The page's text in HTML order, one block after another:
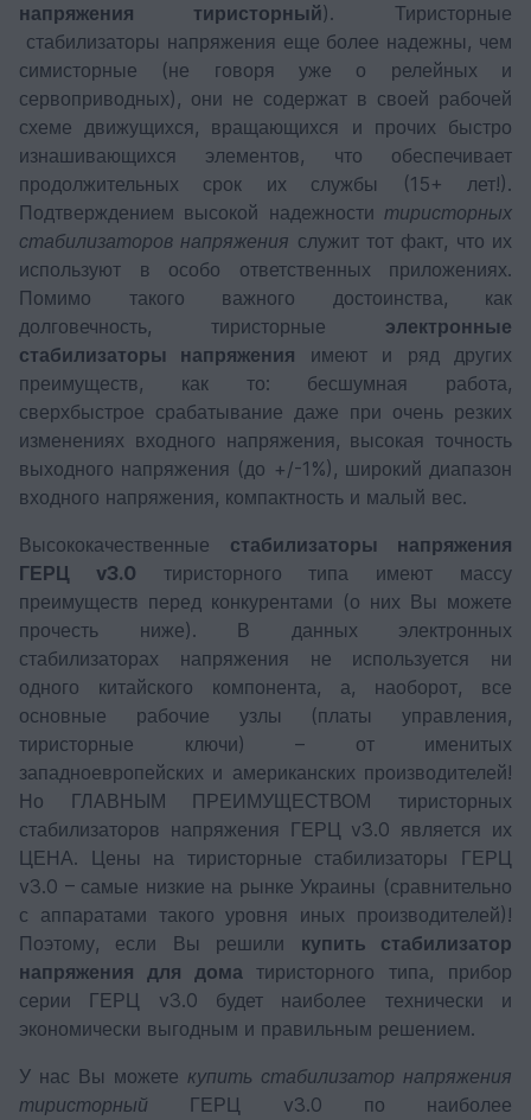
напряжения тиристорный). Тиристорные
стабилизаторы напряжения еще более надежны, чем
симисторные (не говоря уже о релейных и
сервоприводных), они не содержат в своей рабочей
схеме движущихся, вращающихся и прочих быстро
изнашивающихся элементов, что обеспечивает
продолжительных срок их службы (15+ лет!).
Подтверждением высокой надежности тиристорных
стабилизаторов напряжения служит тот факт, что их
используют в особо ответственных приложениях.
Помимо такого важного достоинства, как
долговечность, тиристорные электронные
стабилизаторы напряжения имеют и ряд других
преимуществ, как то: бесшумная работа,
сверхбыстрое срабатывание даже при очень резких
изменениях входного напряжения, высокая точность
выходного напряжения (до +/-1%), широкий диапазон
входного напряжения, компактность и малый вес.
Высококачественные стабилизаторы напряжения
ГЕРЦ v3.0 тиристорного типа имеют массу
преимуществ перед конкурентами (о них Вы можете
прочесть ниже). В данных электронных
стабилизаторах напряжения не используется ни
одного китайского компонента, а, наоборот, все
основные рабочие узлы (платы управления,
тиристорные ключи) – от именитых
западноевропейских и американских производителей!
Но ГЛАВНЫМ ПРЕИМУЩЕСТВОМ тиристорных
стабилизаторов напряжения ГЕРЦ v3.0 является их
ЦЕНА. Цены на тиристорные стабилизаторы ГЕРЦ
v3.0 – самые низкие на рынке Украины (сравнительно
с аппаратами такого уровня иных производителей)!
Поэтому, если Вы решили купить стабилизатор
напряжения для доматиристорного типа, прибор
серии ГЕРЦ v3.0 будет наиболее технически и
экономически выгодным и правильным решением.
У нас Вы можете купить стабилизатор напряжения
тиристорный ГЕРЦ v3.0 по наиболее